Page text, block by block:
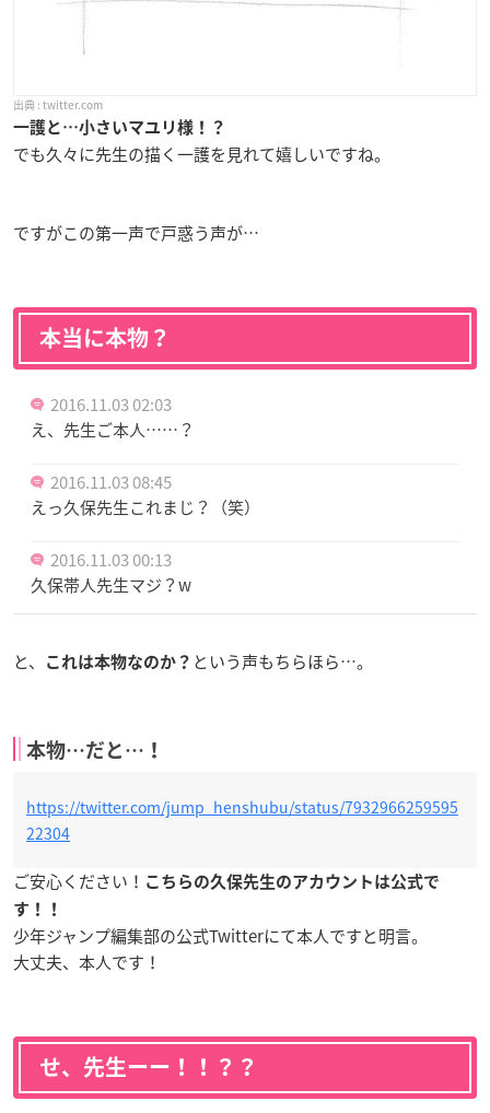
twitter.com
一護と…小さいマユリ様！？
でも久々に先生の描く一護を見れて嬉しいですね。
ですがこの第一声で戸惑う声が…
本当に本物？
2016.11.03 02:03
え、先生ご本人……？
2016.11.03 08:45
えっ久保先生これまじ？（笑）
2016.11.03 00:13
久保帯人先生マジ？w
と、 これは本物なのか？ という声もちらほら…。
本物…だと…！
https://twitter.com/jump_henshubu/status/7932966259595
22304
ご安心ください！ こちらの久保先生のアカウントは公式で
す！！
少年ジャンプ編集部の公式Twitterにて本人ですと明言。
大丈夫、本人です！
せ、先生ーー！！？？